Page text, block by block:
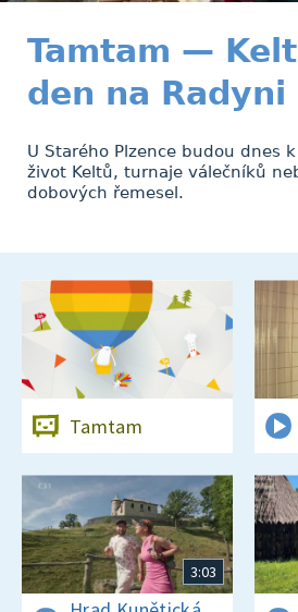
Tamtam —
den na Radyni
U Starého Plzence budou dnes
život Keltů, turnaje válečníků
dobových řemesel.
Tamtam
3:03